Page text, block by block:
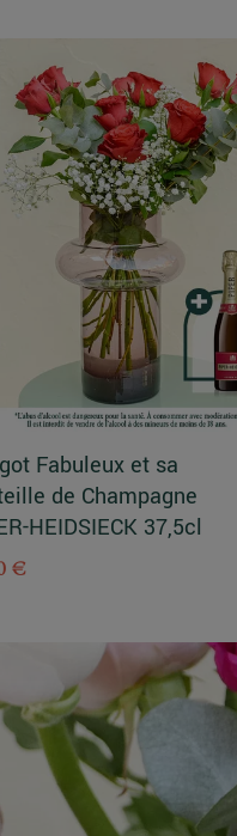
Fabuleux et sa
de Champagne
HEIDSIECK 37,5cl
€